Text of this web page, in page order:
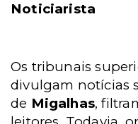
Noticiarista
Os tribunais
divulgam notícias
de Migalhas,